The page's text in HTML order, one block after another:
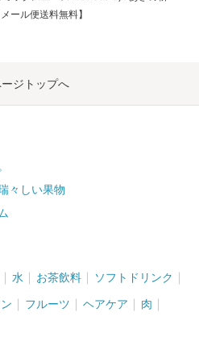
ール便送料無料】
ジトップへ
々しい果物
水 お茶飲料 ソフトドリンク
フルーツ ヘアケア 肉